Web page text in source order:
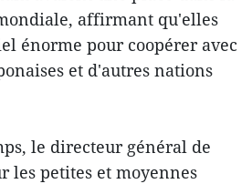
affirmant qu'elles
énorme pour coopérer avec
et d'autres nations
le directeur général de
les petites et moyennes